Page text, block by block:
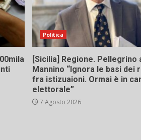
Politica
[Sicilia] Regione. Pellegrino
Mannino “Ignora le basi dei
fra istizuaioni. Ormai è in
elettorale”
7 Agosto 2026